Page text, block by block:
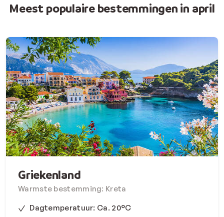
Meest populaire bestemmingen in april
Griekenland
Warmste bestemming: Kreta
Dagtemperatuur: Ca. 20°C